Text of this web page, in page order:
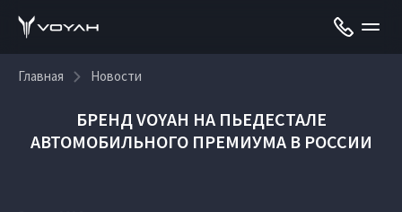
Главная Новости
БРЕНД VOYAH НА ПЬЕДЕСТАЛЕ
АВТОМОБИЛЬНОГО ПРЕМИУМА В РОССИИ